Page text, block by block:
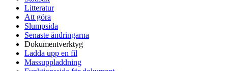
Litteratur
Att göra
Slumpsida
Senaste ändringarna
Dokumentverktyg
Ladda upp en fil
Massuppladdning